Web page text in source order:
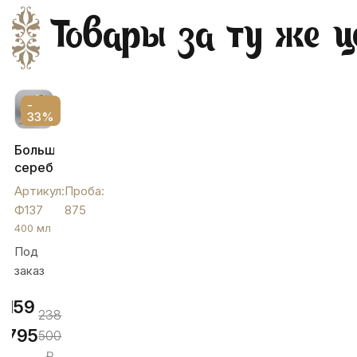
Товары за ту же
-
33%
Большой
серебряный
бокал
с
блюдцем,
Ф137
Артикул:
Ф137
Проба:
875
400 мл
Под
заказ
159
795
238
500